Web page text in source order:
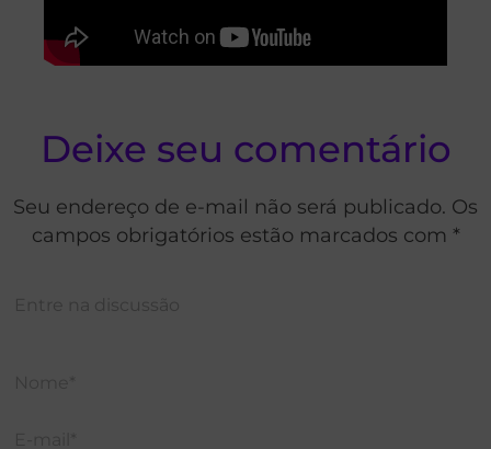
Deixe seu comentário
Seu endereço de e-mail não será publicado. Os
campos obrigatórios estão marcados com *